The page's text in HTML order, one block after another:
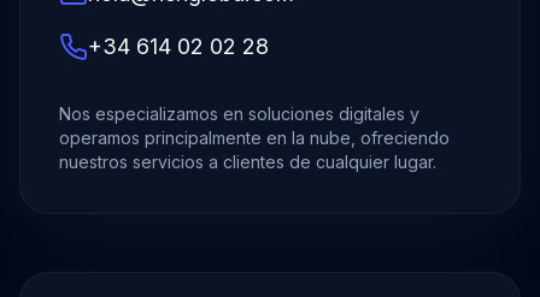
+34 614 02 02 28
Nos especializamos en soluciones digitales y
operamos principalmente en la nube, ofreciendo
nuestros servicios a clientes de cualquier lugar.